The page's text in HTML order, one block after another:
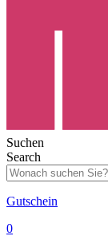
Suchen
Search
Gutschein
0